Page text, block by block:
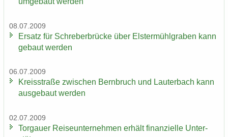
08.07.2009
Er­satz für Schre­ber­brü­cke über Els­ter­mühl­gra­ben kann
ge­baut wer­den
06.07.2009
Kreis­stra­ße zwi­schen Bern­bruch und Lau­ter­bach kann
aus­ge­baut wer­den
02.07.2009
Tor­gau­er Rei­se­un­ter­neh­men er­hält fi­nan­zi­el­le Un­ter­